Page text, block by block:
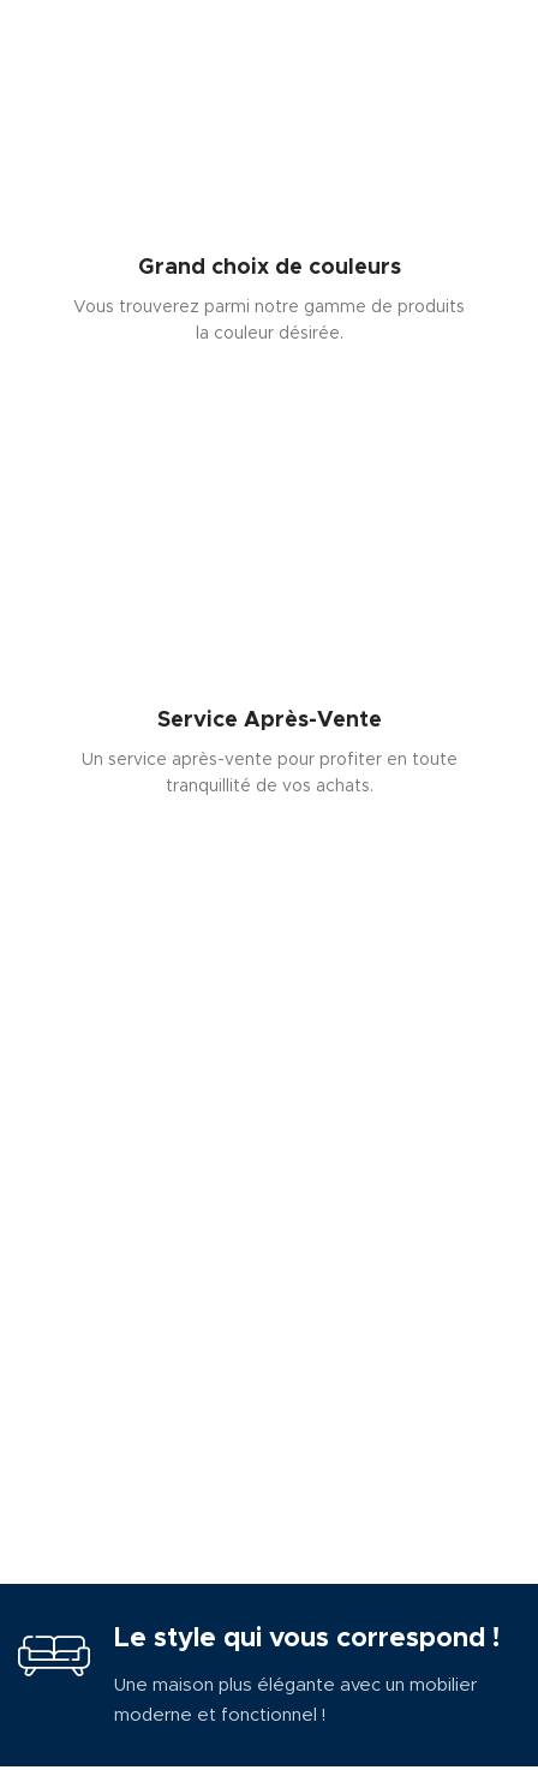
Grand choix de couleurs
Vous trouverez parmi notre gamme de produits
la couleur désirée.
Service Après-Vente
Un service après-vente pour profiter en toute
tranquillité de vos achats.
Le style qui vous correspond !
Une maison plus élégante avec un mobilier
moderne et fonctionnel !